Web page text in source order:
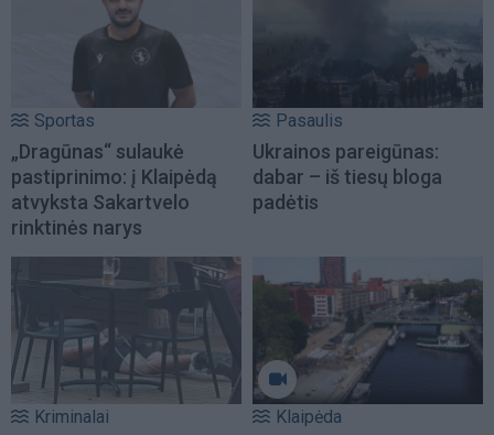
Sportas
„Dragūnas“ sulaukė
pastiprinimo: į Klaipėdą
atvyksta Sakartvelo
rinktinės narys
Pasaulis
Ukrainos pareigūnas:
dabar – iš tiesų bloga
padėtis
Kriminalai Klaipėda